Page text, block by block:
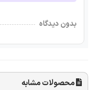
بدون دیدگاه
محصولات مشابه